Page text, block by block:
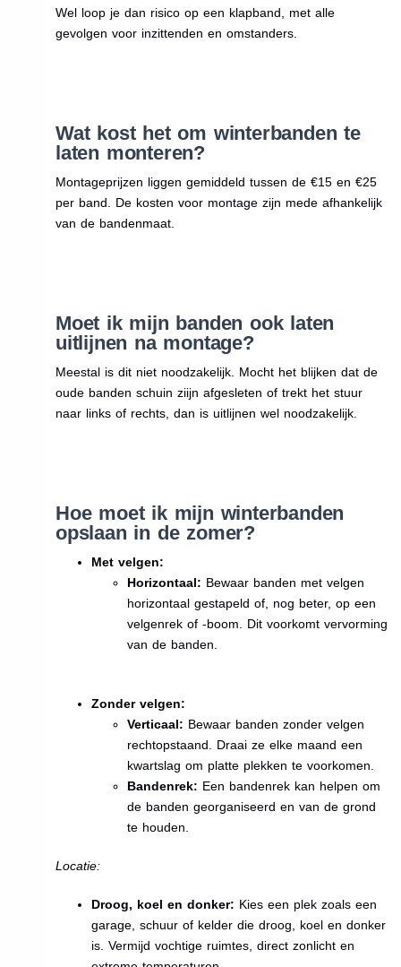
Wel loop je dan risico op een klapband, met alle
gevolgen voor inzittenden en omstanders.
Wat kost het om winterbanden te
laten monteren?
Montageprijzen liggen gemiddeld tussen de €15 en €25
per band. De kosten voor montage zijn mede afhankelijk
van de bandenmaat.
Moet ik mijn banden ook laten
uitlijnen na montage?
Meestal is dit niet noodzakelijk. Mocht het blijken dat de
oude banden schuin ziijn afgesleten of trekt het stuur
naar links of rechts, dan is uitlijnen wel noodzakelijk.
Hoe moet ik mijn winterbanden
opslaan in de zomer?
Met velgen:
Horizontaal: Bewaar banden met velgen
horizontaal gestapeld of, nog beter, op een
velgenrek of -boom. Dit voorkomt vervorming
van de banden.
Zonder velgen:
Verticaal: Bewaar banden zonder velgen
rechtopstaand. Draai ze elke maand een
kwartslag om platte plekken te voorkomen.
Bandenrek: Een bandenrek kan helpen om
de banden georganiseerd en van de grond
te houden.
Locatie:
Droog, koel en donker: Kies een plek zoals een
garage, schuur of kelder die droog, koel en donker
is. Vermijd vochtige ruimtes, direct zonlicht en